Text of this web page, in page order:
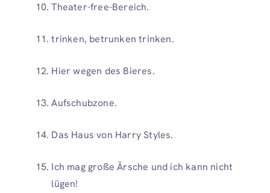
Theater-free-Bereich.
trinken, betrunken trinken.
Hier wegen des Bieres.
Aufschubzone.
Das Haus von Harry Styles.
Ich mag große Ärsche und ich kann nicht
lügen!